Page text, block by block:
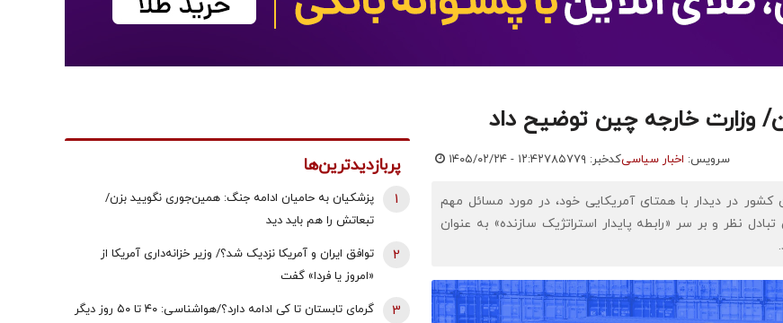
وزارت خارجه چین توضیح داد
سرویس: اخبار سیاسیکدخبر: ۷۸۵۷۷۹ ۱۴۰۵/۰۲/۲۴ - ۱۲:۴۲
در دیدار با همتای آمریکایی خود، در مورد مسائل مهم
نظر و بر سر «رابطه پایدار استراتژیک سازنده» به عنوان
پربازدیدترین‌ها
پزشکیان به حامیان ادامه جنگ: همین‌جوری نگویید بزن/
تبعاتش را هم باید دید
1
توافق ایران و آمریکا نزدیک شد؟/ وزیر خزانه‌داری آمریکا از
«امروز یا فردا» گفت
2
گرمای تابستان تا کی ادامه دارد؟/هواشناسی: ۴۰ تا ۵۰ روز دیگر
3